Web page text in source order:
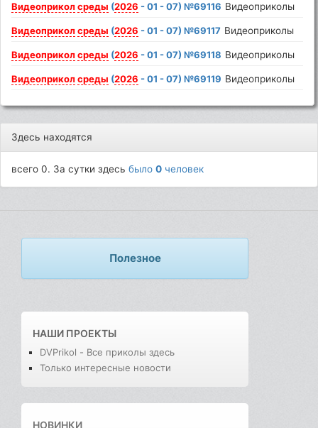
Видеоприкол среды (2026 - 01 - 07) №69116 Видеоприколы
Видеоприкол среды (2026 - 01 - 07) №69117 Видеоприколы
Видеоприкол среды (2026 - 01 - 07) №69118 Видеоприколы
Видеоприкол среды (2026 - 01 - 07) №69119 Видеоприколы
Здесь находятся
всего 0. За сутки здесьбыло0 человек
Полезное
НАШИ ПРОЕКТЫ
DVPrikol - Все приколы здесь
Только интересные новости
НОВИНКИ